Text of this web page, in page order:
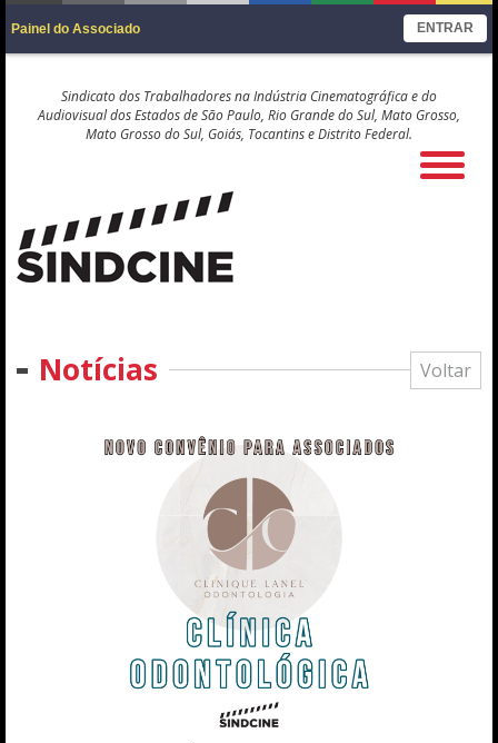
Painel do Associado ENTRAR
Sindicato dos Trabalhadores na Indústria Cinematográfica e do
Audiovisual dos Estados de São Paulo, Rio Grande do Sul, Mato Grosso,
Mato Grosso do Sul, Goiás, Tocantins e Distrito Federal.
Voltar
Notícias